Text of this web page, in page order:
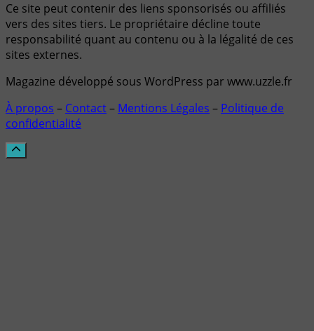
Ce site peut contenir des liens sponsorisés ou affiliés
vers des sites tiers. Le propriétaire décline toute
responsabilité quant au contenu ou à la légalité de ces
sites externes.
Magazine développé sous WordPress par www.uzzle.fr
À propos – Contact– Mentions Légales – Politique de
confidentialité